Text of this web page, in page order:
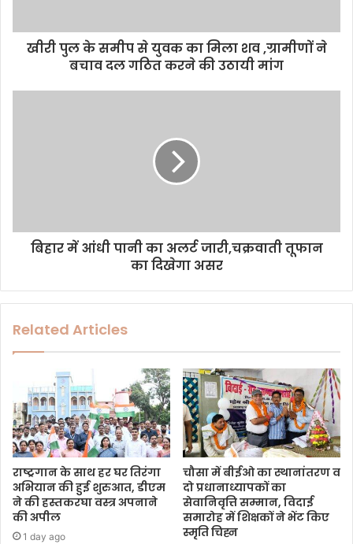
d
खीरी पुल के समीप से युवक का मिला शव ,ग्रामीणों ने
बचाव दल गठित करने की उठायी मांग
बिहार में आंधी पानी का अलर्ट जारी,चक्रवाती तूफान
का दिखेगा असर
Related Articles
राष्ट्रगान के साथ हर घर तिरंगा
अभियान की हुई शुरुआत, डीएम
ने की हस्तकरघा वस्त्र अपनाने
की अपील
1 day ago
चौसा में बीईओ का स्थानांतरण व
दो प्रधानाध्यापकों का
सेवानिवृत्ति सम्मान, विदाई
समारोह में शिक्षकों ने भेंट किए
स्मृति चिह्न